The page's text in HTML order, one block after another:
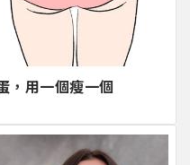
，用一個瘦一個